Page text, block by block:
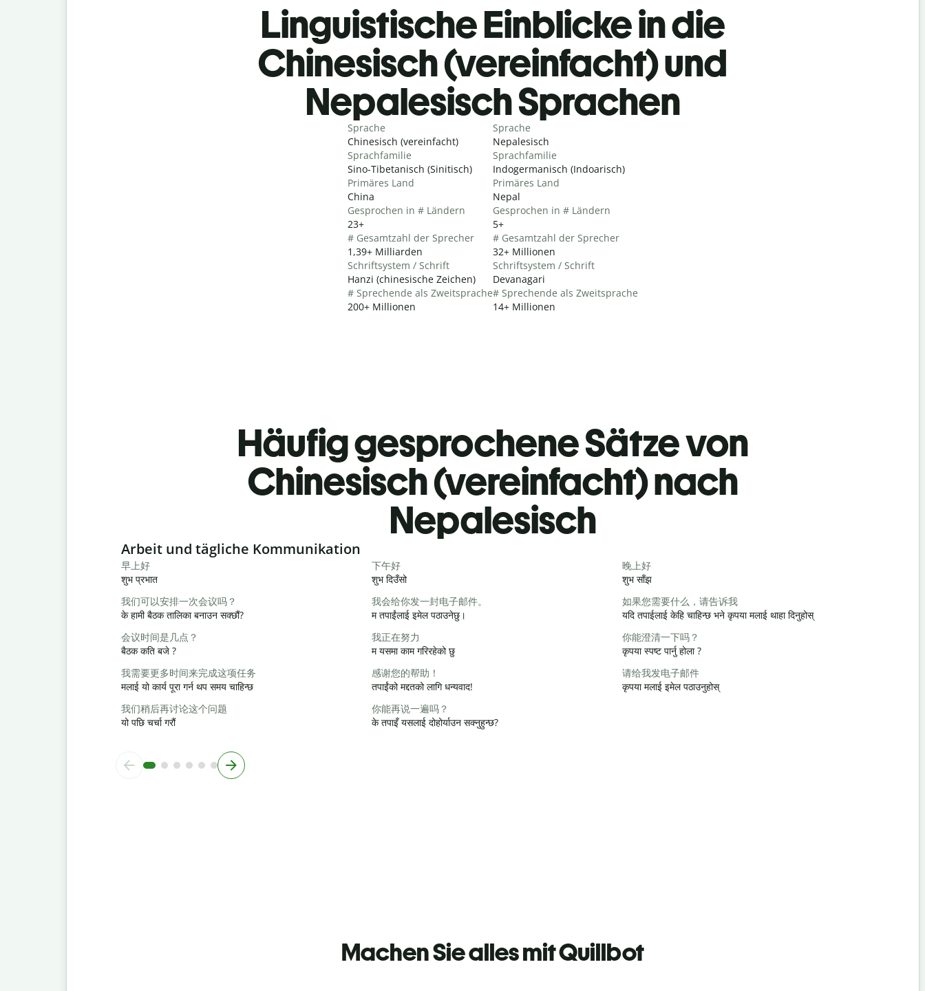
Linguistische Einblicke in die
Chinesisch (vereinfacht) und
Nepalesisch Sprachen
Sprache
Chinesisch (vereinfacht)
Sprachfamilie
Sino-Tibetanisch (Sinitisch)
Primäres Land
China
Gesprochen in # Ländern
23+
# Gesamtzahl der Sprecher
1,39+ Milliarden
Schriftsystem / Schrift
Hanzi (chinesische Zeichen)
# Sprechende als Zweitsprache
200+ Millionen
Sprache
Nepalesisch
Sprachfamilie
Indogermanisch (Indoarisch)
Primäres Land
Nepal
Gesprochen in # Ländern
5+
# Gesamtzahl der Sprecher
32+ Millionen
Schriftsystem / Schrift
Devanagari
# Sprechende als Zweitsprache
14+ Millionen
Häufig gesprochene Sätze von
Chinesisch (vereinfacht) nach
Nepalesisch
Slide 1 of 6
Arbeit und tägliche Kommunikation
早上好
शुभ प्रभात
下午好
शुभ दिउँसो
晚上好
शुभ साँझ
我们可以安排一次会议吗？
के हामी बैठक तालिका बनाउन सक्छौं?
我会给你发一封电子邮件。
म तपाईंलाई इमेल पठाउनेछु।
如果您需要什么，请告诉我
यदि तपाईलाई केहि चाहिन्छ भने कृपया मलाई थाहा दिनुहोस्
会议时间是几点？
बैठक कति बजे ?
我正在努力
म यसमा काम गरिरहेको छु
你能澄清一下吗？
कृपया स्पष्ट पार्नु होला ?
我需要更多时间来完成这项任务
मलाई यो कार्य पूरा गर्न थप समय चाहिन्छ
感谢您的帮助！
तपाईंको मद्दतको लागि धन्यवाद!
请给我发电子邮件
कृपया मलाई इमेल पठाउनुहोस्
我们稍后再讨论这个问题
यो पछि चर्चा गरौं
你能再说一遍吗？
के तपाइँ यसलाई दोहोर्याउन सक्नुहुन्छ?
Machen Sie alles mit Quillbot